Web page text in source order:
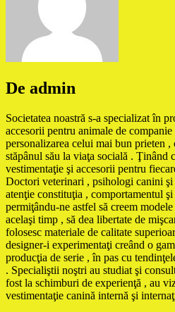
De admin
Societatea noastră s-a specializat în
accesorii pentru animale de
personalizarea celui mai bun prieten ,
stăpânul său la viaţa socială . Ţinând
vestimentaţie şi accesorii pentru
Doctori veterinari , psihologi canini şi
atenţie constituţia , comportamentul
permiţându-ne astfel să creem
acelaşi timp , să dea libertate de
folosesc materiale de calitate
designer-i experimentaţi creând o
producţia de serie , în pas cu
. Specialiştii noştri au studiat şi
fost la schimburi de experienţă , au
vestimentaţie canină internă şi